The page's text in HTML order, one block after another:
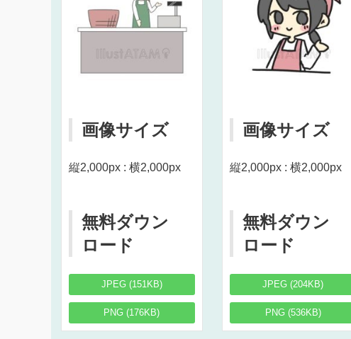
画像サイズ
縦2,000px : 横2,000px
無料ダウン
ロード
JPEG (151KB)
PNG (176KB)
画像サイズ
縦2,000px : 横2,000px
無料ダウン
ロード
JPEG (204KB)
PNG (536KB)